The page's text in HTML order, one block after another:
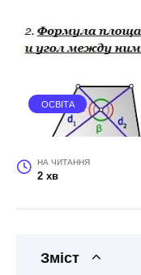
ОСВІТА
НА ЧИТАННЯ
2 хв
Зміст